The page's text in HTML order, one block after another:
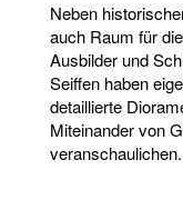
Neben
auch Raum für
Ausbilder und
Seiffen haben
detaillierte
Miteinander von
veranschaulichen.